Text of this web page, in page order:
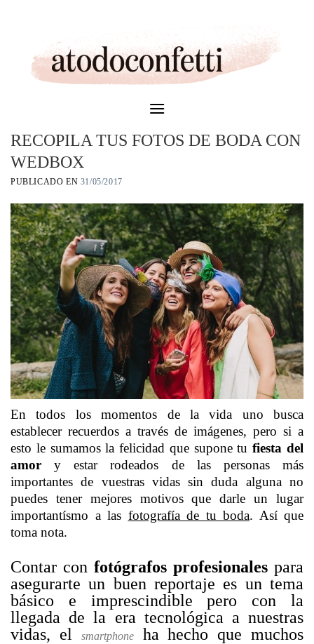
RECOPILA TUS FOTOS DE BODA CON
WEDBOX
PUBLICADO EN 31/05/2017
En todos los momentos de la vida uno busca
establecer recuerdos a través de imágenes, pero si a
esto le sumamos la felicidad que supone tufiesta del
amor y estar rodeados de las personas más
importantes de vuestras vidas sin duda alguna no
puedes tener mejores motivos que darle un lugar
importantísmo a las fotografía de tu boda. Así que
toma nota.
Contar con fotógrafos profesionales para
asegurarte un buen reportaje es un tema
básico e imprescindible pero con la
llegada de la era tecnológica a nuestras
vidas, el
smartphoneha hecho que muchos